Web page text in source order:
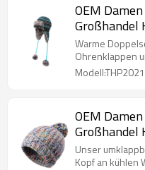
OEM
Großhandel
Warm Snow
Warme
Ohrenklappen
OEM
Großhandel
Dick
Unser
Kopf an kühlen